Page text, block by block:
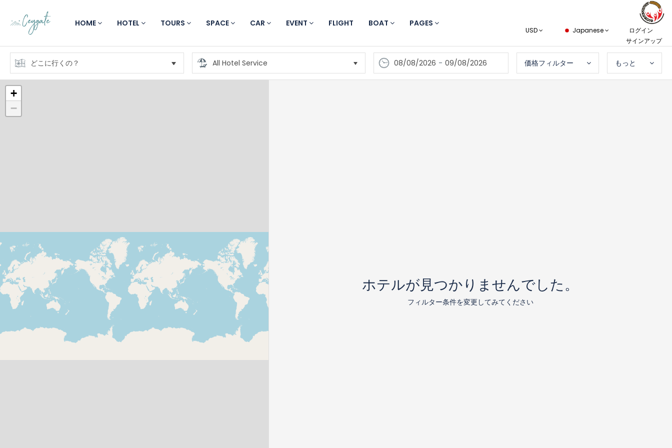
HOME HOTEL TOURS SPACE CAR EVENT FLIGHT BOAT PAGES
USD Japanese
ログイン
サインアップ
08/08/2026 - 09/08/2026 価格フィルター もっと
+
−
ホテルが見つかりませんでした。
フィルター条件を変更してみてください